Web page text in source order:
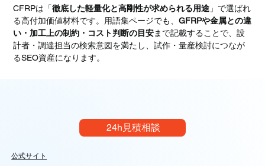
CFRPは「徹底した軽量化と高剛性が求められる用途 」で選ばれ
る高付加価値材料です。用語集ページでも、GFRPや金属との違
い・加工上の制約・コスト判断の目安まで記載することで、設
計者・調達担当の検索意図を満たし、試作・量産検討につなが
るSEO資産になります。
24h見積相談
公式サイト